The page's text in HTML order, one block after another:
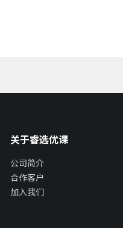
关于睿选优课
公司简介
合作客户
加入我们